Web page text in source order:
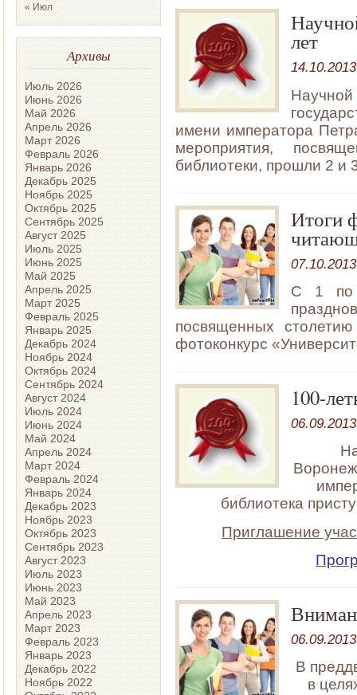
« Июл
Архивы
Июль 2026
Июнь 2026
Май 2026
Апрель 2026
Март 2026
Февраль 2026
Январь 2026
Декабрь 2025
Ноябрь 2025
Октябрь 2025
Сентябрь 2025
Август 2025
Июль 2025
Июнь 2025
Май 2025
Апрель 2025
Март 2025
Февраль 2025
Январь 2025
Декабрь 2024
Ноябрь 2024
Октябрь 2024
Сентябрь 2024
Август 2024
Июль 2024
Июнь 2024
Май 2024
Апрель 2024
Март 2024
Февраль 2024
Январь 2024
Декабрь 2023
Ноябрь 2023
Октябрь 2023
Сентябрь 2023
Август 2023
Июль 2023
Июнь 2023
Май 2023
Апрель 2023
Март 2023
Февраль 2023
Январь 2023
Декабрь 2022
Ноябрь 2022
лет
14.10.2013
имени императора
мероприятия,
библиотеки, прошли 2 и
Итоги
07.10.2013
С 1 по
посвященных
фотоконкурс
100-
06.09.2013
библиотека
Приглашение
06.09.2013
В
в